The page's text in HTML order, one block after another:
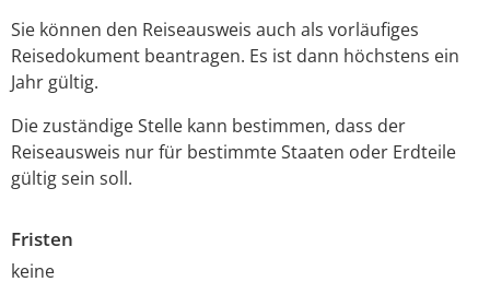
Sie können den Reiseausweis auch als vorläufiges
Reisedokument beantragen. Es ist dann höchstens ein
Jahr gültig.
Die zuständige Stelle kann bestimmen, dass der
Reiseausweis nur für bestimmte Staaten oder Erdteile
gültig sein soll.
Fristen
keine